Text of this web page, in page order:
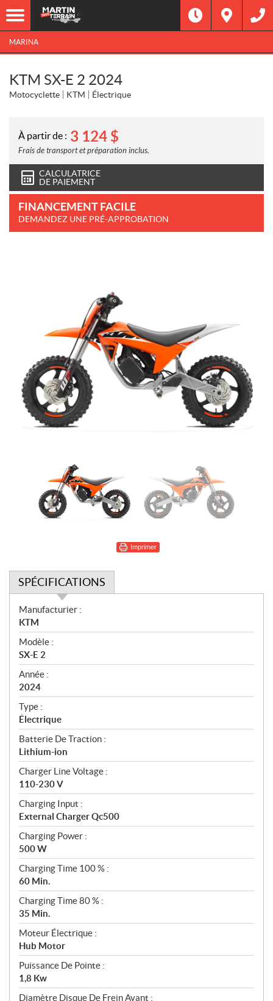
MARINA
KTM SX-E 2 2024
Motocyclette KTM Électrique
À partir de : 3 124 $
Frais de transport et préparation inclus.
CALCULATRICE
DE PAIEMENT
FINANCEMENT FACILE
DEMANDEZ UNE PRÉ-APPROBATION
Imprimer
SPÉCIFICATIONS
S
p
é
c
i
f
i
c
a
t
i
o
n
s
Manufacturier :
KTM
Modèle :
SX-E 2
Année :
2024
Type :
Électrique
Batterie De Traction :
Lithium-ion
Charger Line Voltage :
110-230 V
Charging Input :
External Charger Qc500
Charging Power :
500 W
Charging Time 100 % :
60 Min.
Charging Time 80 % :
35 Min.
Moteur Électrique :
Hub Motor
Puissance De Pointe :
1,8 Kw
Diamètre Disque De Frein Avant :